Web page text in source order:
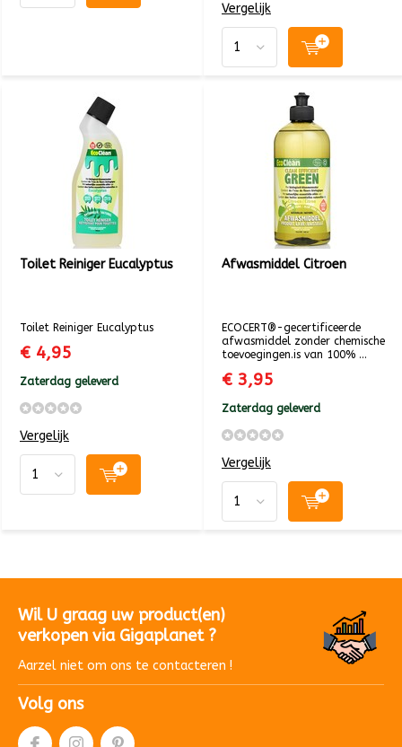
Vergelijk
Toilet Reiniger Eucalyptus
Toilet Reiniger Eucalyptus
€ 4,95
Zaterdag geleverd
Vergelijk
Afwasmiddel Citroen
ECOCERT®-gecertificeerde
afwasmiddel zonder chemische
toevoegingen.is van 100% ...
€ 3,95
Zaterdag geleverd
Vergelijk
Wil U graag uw product(en)
verkopen via Gigaplanet ?
Aarzel niet om ons te contacteren !
Volg ons